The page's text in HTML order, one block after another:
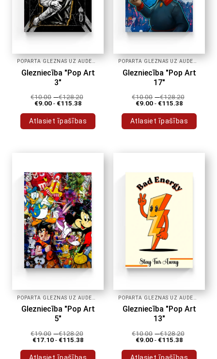
Glezniecība "Pop Art
3"
€10.00 -€128.20
€9.00-€115.38
Atlasiet īpašības
varianti.
Variantus
var
izvēlēties
produkta
lapā
Glezniecība "Pop Art
17"
€10.00 -€128.20
€9.00-€115.38
Atlasiet īpašības
varianti.
Variantus
var
izvēlēties
produkta
lapā
Glezniecība "Pop Art
5"
€19.00 -€128.20
€17.10-€115.38
Atlasiet īpašības
Glezniecība "Pop Art
13"
€10.00 -€128.20
€9.00-€115.38
Atlasiet īpašības